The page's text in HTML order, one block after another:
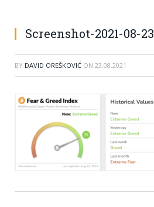
Screenshot-2021-08-
BY DAVID OREŠKOVIĆ ON 23.08.2021